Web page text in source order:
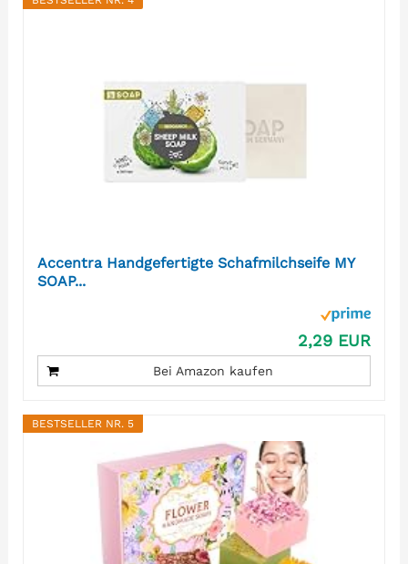
Accentra Handgefertigte Schafmilchseife MY
SOAP...
2,29 EUR
Bei Amazon kaufen
BESTSELLER NR. 5